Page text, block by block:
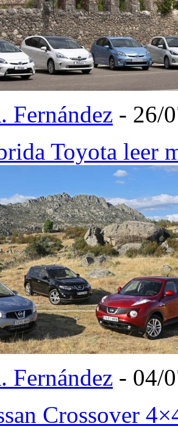
Fernández - 26/
Toyota leer
Fernández - 04/
Crossover